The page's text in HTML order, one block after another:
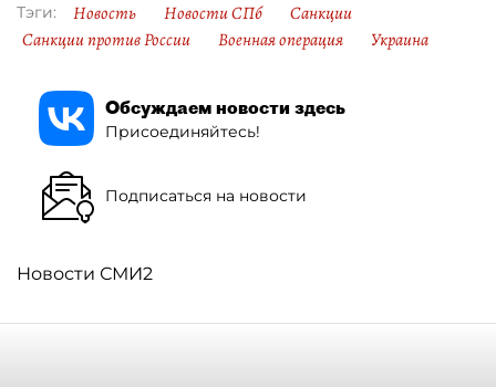
Тэги: Новость Новости СПб
Санкции
Санкции против России
Военная операция Украина
Обсуждаем новости здесь
Присоединяйтесь!
Подписаться на новости
Новости СМИ2